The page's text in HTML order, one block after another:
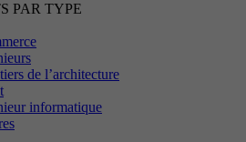
PAR TYPE
de l’architecture
informatique